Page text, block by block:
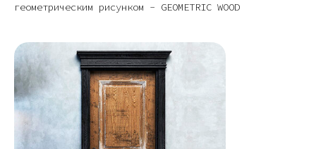
геометрическим рисунком - GEOMETRIC WOOD